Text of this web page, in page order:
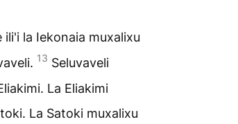
la Iekonaia muxalixu
13 Seluvaveli
La Eliakimi
La Satoki muxalixu